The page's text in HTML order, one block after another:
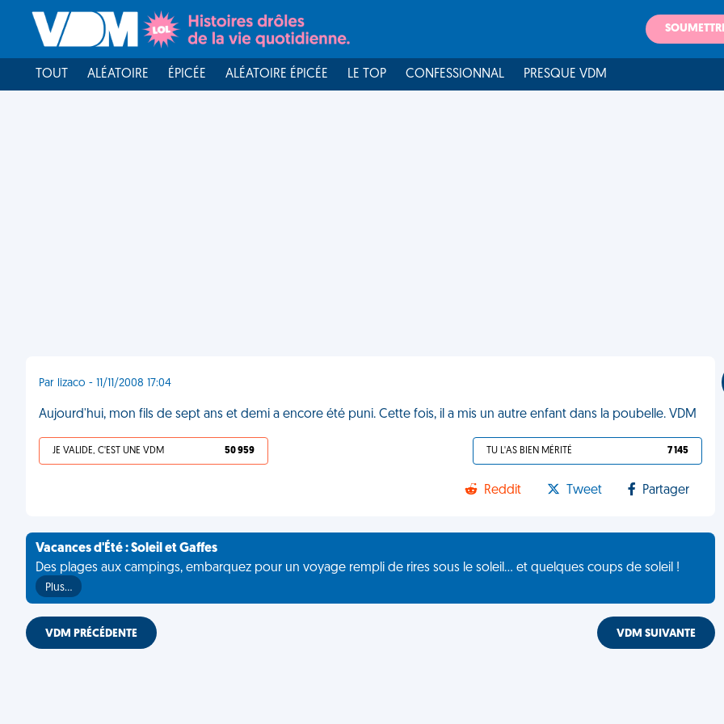
TOUT ALÉATOIRE ÉPICÉE ALÉATOIRE ÉPICÉE LE TOP CONFESSIONNAL PRESQUE VDM
Par lizaco - 11/11/2008 17:04
Aujourd'hui, mon fils de sept ans et demi a encore été puni. Cette fois, il a mis un autre enfant dans la poubelle. VDM
JE VALIDE, C'EST UNE VDM 50 959 TU L'AS BIEN MÉRITÉ 7 145
Reddit Tweet Partager
Vacances d'Été : Soleil et Gaffes
Des plages aux campings, embarquez pour un voyage rempli de rires sous le soleil... et quelques coups de soleil !
Plus…
VDM PRÉCÉDENTE VDM SUIVANTE